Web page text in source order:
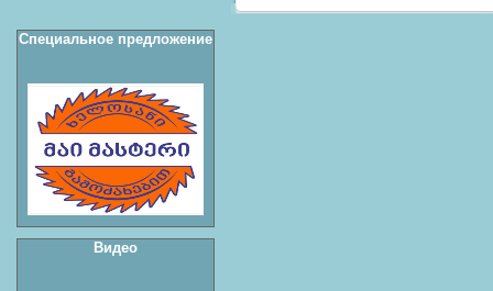
Специальное предложение
Видео